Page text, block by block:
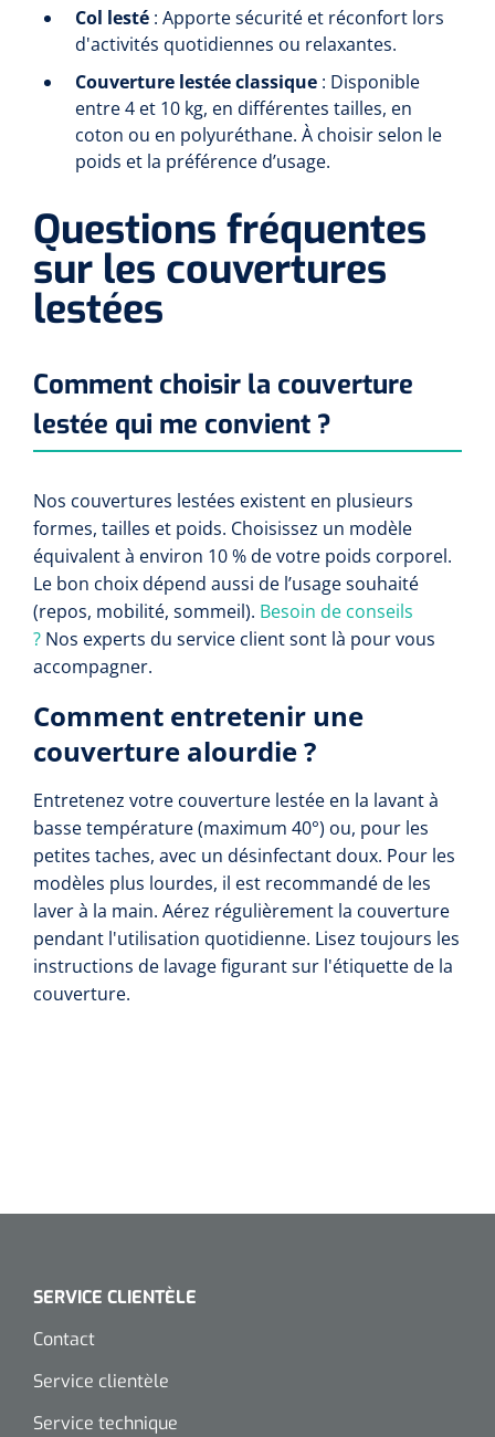
Dissolvant de couche adhésive
Ouates
Agraffes de fixation
Nettoyeurs de plaies
Col lesté : Apporte sécurité et réconfort lors
d'activités quotidiennes ou relaxantes.
Couverture lestée classique : Disponible
entre 4 et 10 kg, en différentes tailles, en
coton ou en polyuréthane. À choisir selon le
poids et la préférence d’usage.
Questions fréquentes
sur les couvertures
lestées
Comment choisir la couverture
lestée qui me convient ?
Nos couvertures lestées existent en plusieurs
formes, tailles et poids. Choisissez un modèle
équivalent à environ 10 % de votre poids corporel.
Le bon choix dépend aussi de l’usage souhaité
(repos, mobilité, sommeil). Besoin de conseils
? Nos experts du service client sont là pour vous
accompagner.
Comment entretenir une
couverture alourdie ?
Entretenez votre couverture lestée en la lavant à
basse température (maximum 40°) ou, pour les
petites taches, avec un désinfectant doux. Pour les
modèles plus lourdes, il est recommandé de les
laver à la main. Aérez régulièrement la couverture
pendant l'utilisation quotidienne. Lisez toujours les
instructions de lavage figurant sur l'étiquette de la
couverture.
SERVICE CLIENTÈLE
Contact
Service clientèle
Service technique